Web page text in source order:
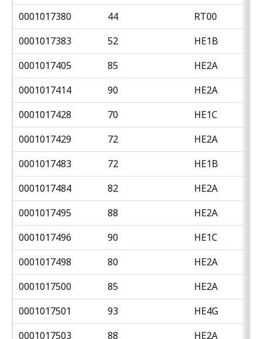
0001017380
44
RT00
0001017383
52
HE1B
0001017405
85
HE2A
0001017414
90
HE2A
0001017428
70
HE1C
0001017429
72
HE2A
0001017483
72
HE1B
0001017484
82
HE2A
0001017495
88
HE2A
0001017496
90
HE1C
0001017498
80
HE2A
0001017500
85
HE2A
0001017501
93
HE4G
0001017503
88 HE2A